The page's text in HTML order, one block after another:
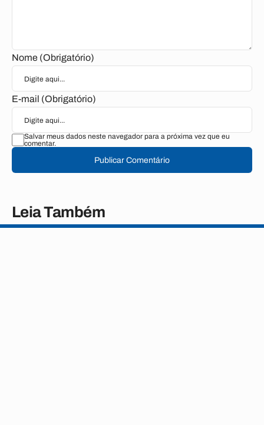
Nome (Obrigatório)
E-mail (Obrigatório)
Salvar meus dados neste navegador para a próxima vez que eu
comentar.
Publicar Comentário
Leia Também